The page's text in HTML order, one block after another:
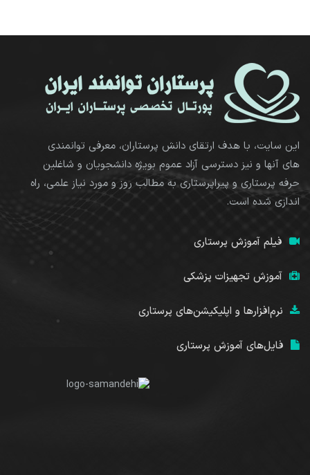
این سایت، با هدف ارتقای دانش پرستاران، معرفی توانمندی
های آنها و نیز دسترسی آزاد عموم بویژه دانشجویان و شاغلین
حرفه پرستاری و پیراپرستاری به مطالب روز و مورد نیاز علمی، راه
اندازی شده است.
فیلم آموزش پرستاری
آموزش تجهیزات پزشکی
نرم‌افزارها و اپلیکیشن‌های پرستاری
فایل‌های آموزش پرستاری